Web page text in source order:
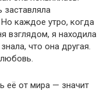
заставляла
каждое утро, когда
взглядом, я находила
что она другая.
её от мира — значит